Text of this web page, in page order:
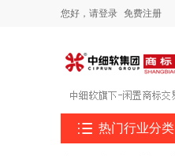
您好， 请登录 免费注册
 热门行业分类